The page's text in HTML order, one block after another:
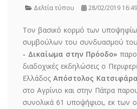
Δελτία τύπου 28/02/2019
Τον βασικό κορμό των
συμβούλων του συνδυασμού του
- Δικαίωμα στην Πρόοδο»
διαδοχικές εκδηλώσεις ο
Ελλάδος Απόστολος
στο Αγρίνιο και στην Πάτρα
συνολικά 61 υποψήφιοι, εκ των